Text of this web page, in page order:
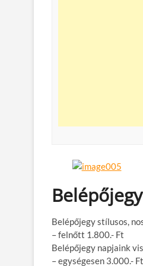
Belépőjegy stílusos,
– felnőtt 1.800.- Ft
Belépőjegy napjaink
– egységesen 3.000.- Ft